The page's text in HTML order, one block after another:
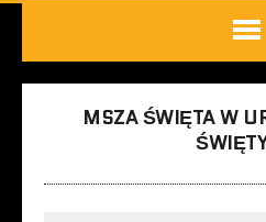
MSZA ŚWIĘTA W